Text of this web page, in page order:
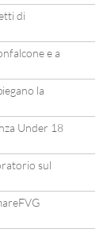
di
e a
la
Under 18
sul